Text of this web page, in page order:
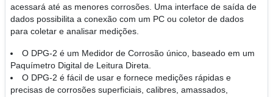
acessará até as menores corrosões. Uma interface de saída de
dados possibilita a conexão com um PC ou coletor de dados
para coletar e analisar medições.
O DPG-2 é um Medidor de Corrosão único, baseado em um
Paquímetro Digital de Leitura Direta.
O DPG-2 é fácil de usar e fornece medições rápidas e
precisas de corrosões superficiais, calibres, amassados,